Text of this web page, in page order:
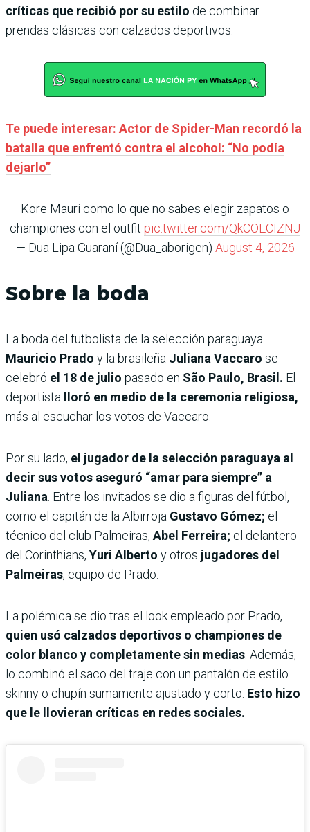
críticas que recibió por su estilo de combinar
prendas clásicas con calzados deportivos.
Te puede interesar: Actor de Spider-Man recordó la
batalla que enfrentó contra el alcohol: “No podía
dejarlo”
Kore Mauri como lo que no sabes elegir zapatos o
championes con el outfit pic.twitter.com/QkCOECIZNJ
— Dua Lipa Guaraní (@Dua_aborigen) August 4, 2026
Sobre la boda
La boda del futbolista de la selección paraguaya
Mauricio Prado y la brasileña Juliana Vaccaro se
celebró el 18 de julio pasado en São Paulo, Brasil. El
deportista
lloró en medio de la ceremonia religiosa,
más al escuchar los votos de Vaccaro.
Por su lado, el jugador de la selección paraguaya al
decir sus votos aseguró “amar para siempre” a
Juliana . Entre los invitados se dio a figuras del fútbol,
como el capitán de la Albirroja Gustavo Gómez; el
técnico del club Palmeiras, Abel Ferreira; el delantero
del Corinthians, Yuri Alberto y otros jugadores del
Palmeiras, equipo de Prado.
La polémica se dio tras el look empleado por Prado,
quien usó calzados deportivos o championes de
color blanco y completamente sin medias . Además,
lo combinó el saco del traje con un pantalón de estilo
skinny o chupín sumamente ajustado y corto. Esto hizo
que le llovieran críticas en redes sociales.